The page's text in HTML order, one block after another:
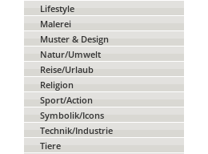
Lifestyle
Malerei
Muster & Design
Natur/Umwelt
Reise/Urlaub
Religion
Sport/Action
Symbolik/Icons
Technik/Industrie
Tiere